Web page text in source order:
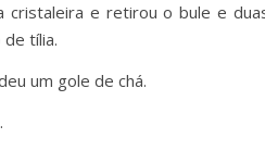
e retirou o bule e
tília.
um gole de chá.